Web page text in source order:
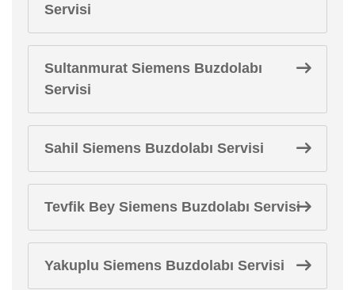
Servisi
Sultanmurat Siemens Buzdolabı
Servisi
Sahil Siemens Buzdolabı Servisi
Tevfik Bey Siemens Buzdolabı Servisi
Yakuplu Siemens Buzdolabı Servisi